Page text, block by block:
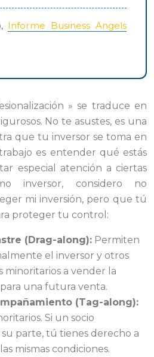
Informe Business Angels
» se traduce en
No te asustes, es una
que tu inversor se toma en
es entender qué estás
especial atención a ciertas
inversor, considero no
mi inversión, pero que tú
proteger tu control:
(Drag-along): Permiten
el inversor y otros
minoritarios a vender la
una futura venta.
(Tag-along):
Si un socio
parte, tú tienes derecho a
mismas condiciones.